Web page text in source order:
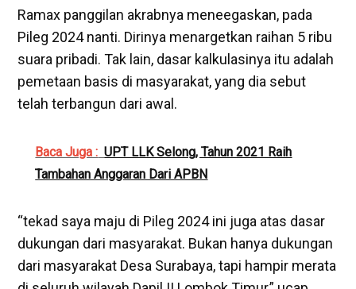
Ramax panggilan akrabnya meneegaskan, pada
Pileg 2024 nanti. Dirinya menargetkan raihan 5 ribu
suara pribadi. Tak lain, dasar kalkulasinya itu adalah
pemetaan basis di masyarakat, yang dia sebut
telah terbangun dari awal.
Baca Juga : UPT LLK Selong, Tahun 2021 Raih
Tambahan Anggaran Dari APBN
“tekad saya maju di Pileg 2024 ini juga atas dasar
dukungan dari masyarakat. Bukan hanya dukungan
dari masyarakat Desa Surabaya, tapi hampir merata